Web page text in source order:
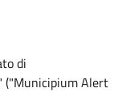
di
("Municipium Alert